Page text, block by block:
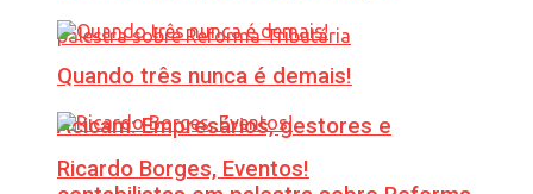
Acicam: Empresários, gestores e
Quando três nunca é demais!
Ricardo Borges, Eventos!